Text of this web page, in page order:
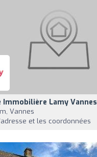
Immobilière Lamy Vannes
Vannes
et les coordonnées